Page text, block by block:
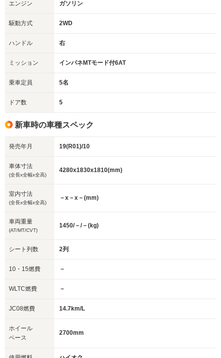
エンジン ガソリン
駆動方式 2WD
ハンドル 右
ミッション インパネMTモード付6AT
乗車定員 5名
ドア数 5
新車時の車種スペック
発売年月 19(R01)/10
車体寸法
(全長x全幅x全高)
4280x1830x1810(mm)
室内寸法
(全長x全幅x全高)
－x－x－(mm)
車両重量
(AT/MT/CVT)
1450/－/－(kg)
シート列数 2列
10・15燃費 －
WLTC燃費 －
JC08燃費 14.7km/L
ホイール
ベース
2700mm